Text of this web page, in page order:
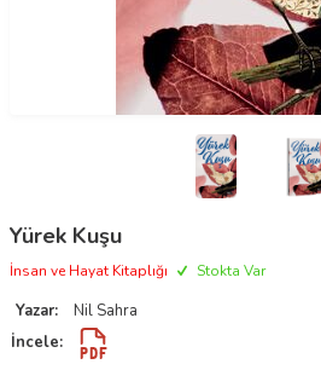
Yürek Kuşu
İnsan ve Hayat Kitaplığı Stokta Var
Yazar:
Nil Sahra
İncele: